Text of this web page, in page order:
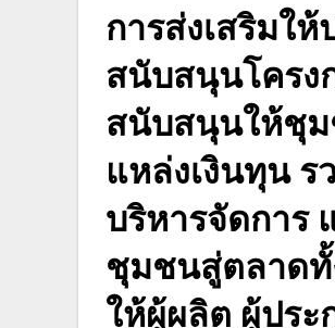
การส่งเสริมใ
สนับสนุนโครง
สนับสนุนให้ชุม
แหล่งเงินทุน
บริหารจัดการ
ชุมชนสู่ตลาดทั้
ให้ผู้ผลิต ผู้ประ